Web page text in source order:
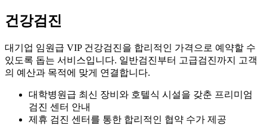
건강검진
대기업 임원급 VIP 건강검진을 합리적인 가격으로 예약할 수
있도록 돕는 서비스입니다. 일반검진부터 고급검진까지 고객
의 예산과 목적에 맞게 연결합니다.
대학병원급 최신 장비와 호텔식 시설을 갖춘 프리미엄
검진 센터 안내
제휴 검진 센터를 통한 합리적인 협약 수가 제공